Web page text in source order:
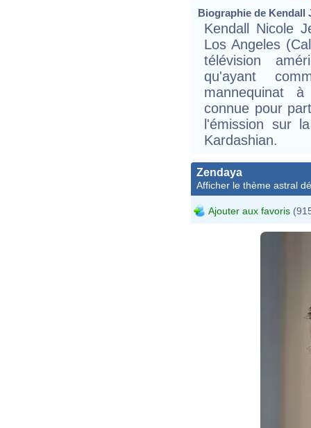
Biographie de Kendall
Kendall Nicole
Los Angeles
télévision
qu'ayant
mannequinat
connue pour
l'émission sur
Kardashian.
Zendaya
Afficher le thème astral
Ajouter aux favoris